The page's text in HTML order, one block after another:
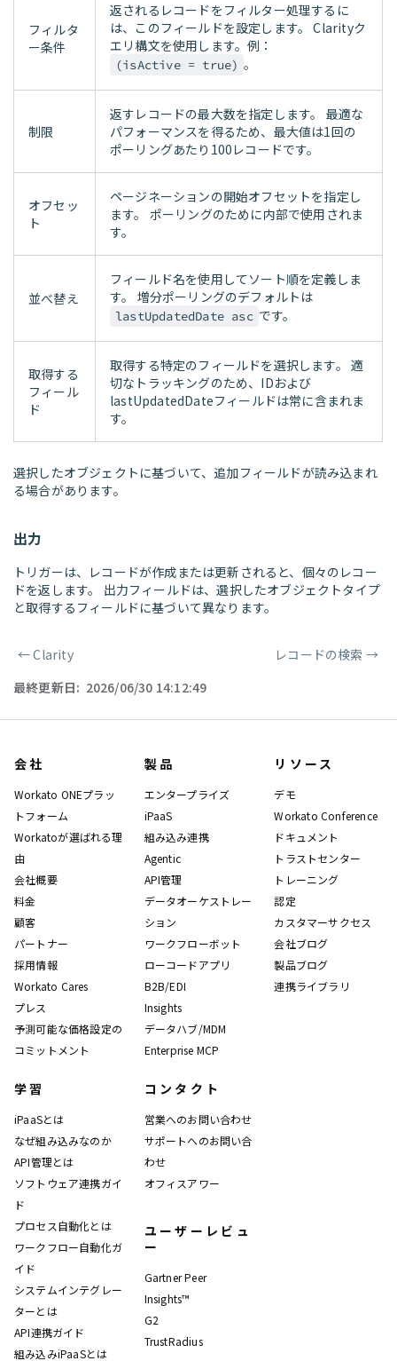
フィルタ
ー条件
返されるレコードをフィルター処理するに
は、このフィールドを設定します。 Clarityク
エリ構文を使用します。例：
(isActive = true) 。
制限
返すレコードの最大数を指定します。 最適な
パフォーマンスを得るため、最大値は1回の
ポーリングあたり100レコードです。
オフセッ
ト
ページネーションの開始オフセットを指定し
ます。 ポーリングのために内部で使用されま
す。
並べ替え
フィールド名を使用してソート順を定義しま
す。 増分ポーリングのデフォルトは
lastUpdatedDate asc です。
取得する
フィール
ド
取得する特定のフィールドを選択します。 適
切なトラッキングのため、IDおよび
lastUpdatedDateフィールドは常に含まれま
す。
選択したオブジェクトに基づいて、追加フィールドが読み込まれ
る場合があります。
出力
トリガーは、レコードが作成または更新されると、個々のレコー
ドを返します。 出力フィールドは、選択したオブジェクトタイプ
と取得するフィールドに基づいて異なります。
ページャー
←Clarity レコードの検索 →
最終更新日: 2026/06/30 14:12:49
会社
Workato ONEプラッ
トフォーム
Workatoが選ばれる理
由
会社概要
料金
顧客
パートナー
採用情報
Workato Cares
プレス
予測可能な価格設定の
コミットメント
製品
エンタープライズ
iPaaS
組み込み連携
Agentic
API管理
データオーケストレー
ション
ワークフローボット
ローコードアプリ
B2B/EDI
Insights
データハブ/MDM
Enterprise MCP
リソース
デモ
Workato Conference
ドキュメント
トラストセンター
トレーニング
認定
カスタマーサクセス
会社ブログ
製品ブログ
連携ライブラリ
学習
iPaaSとは
なぜ組み込みなのか
API管理とは
ソフトウェア連携ガイ
ド
プロセス自動化とは
ワークフロー自動化ガ
イド
システムインテグレー
ターとは
API連携ガイド
組み込みiPaaSとは
コンタクト
営業へのお問い合わせ
サポートへのお問い合
わせ
オフィスアワー
ユーザーレビュ
ー
Gartner Peer
Insights™
G2
TrustRadius